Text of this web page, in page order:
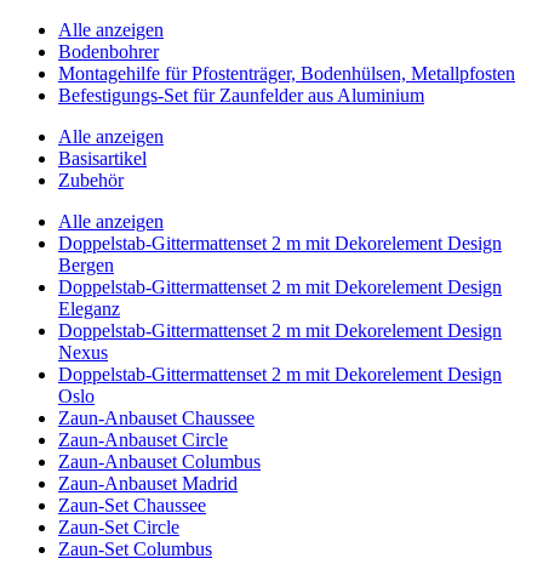
Alle anzeigen
Bodenbohrer
Montagehilfe für Pfostenträger, Bodenhülsen, Metallpfosten
Befestigungs-Set für Zaunfelder aus Aluminium
Alle anzeigen
Basisartikel
Zubehör
Alle anzeigen
Doppelstab-Gittermattenset 2 m mit Dekorelement Design
Bergen
Doppelstab-Gittermattenset 2 m mit Dekorelement Design
Eleganz
Doppelstab-Gittermattenset 2 m mit Dekorelement Design
Nexus
Doppelstab-Gittermattenset 2 m mit Dekorelement Design
Oslo
Zaun-Anbauset Chaussee
Zaun-Anbauset Circle
Zaun-Anbauset Columbus
Zaun-Anbauset Madrid
Zaun-Set Chaussee
Zaun-Set Circle
Zaun-Set Columbus